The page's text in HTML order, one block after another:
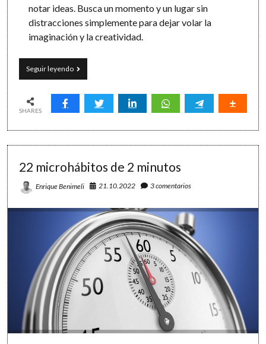
notar ideas. Busca un momento y un lugar sin
distracciones simplemente para dejar volar la
imaginación y la creatividad.
Seguir leyendoCajón
de
para
productividad
SHARES
22 microhábitos de 2 minutos
Enrique Benimeli 21.10.2022 3 comentarios